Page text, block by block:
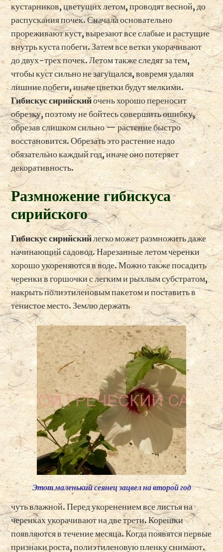
кустарников, цветущих летом, проводят весной, до
распускания почек. Сначала основательно
прореживают куст, вырезают все слабые и растущие
внутрь куста побеги. Затем все ветки укорачивают
до двух-трех почек. Летом также следят за тем,
чтобы куст сильно не загущался, вовремя удаляя
лишние побеги, иначе цветки будут мелкими.
Гибискус сирийскийочень хорошо переносит
обрезку, поэтому не бойтесь совершить ошибку,
обрезав слишком сильно — растение быстро
восстановится. Обрезать это растение надо
обязательно каждый год, иначе оно потеряет
декоративность.
Размножение гибискуса
сирийского
Гибискус сирийскийлегко может размножить даже
начинающий садовод. Нарезанные летом черенки
хорошо укореняются в воде. Можно также посадить
черенки в горшочки с легким и рыхлым субстратом,
накрыть полиэтиленовым пакетом и поставить в
тенистое место. Землю держать
Этот маленький сеянец зацвел на второй год
чуть влажной. Перед укоренением все листья на
черенках укорачивают на две трети. Корешки
появляются в течение месяца. Когда появятся первые
признаки роста, полиэтиленовую пленку снимают.